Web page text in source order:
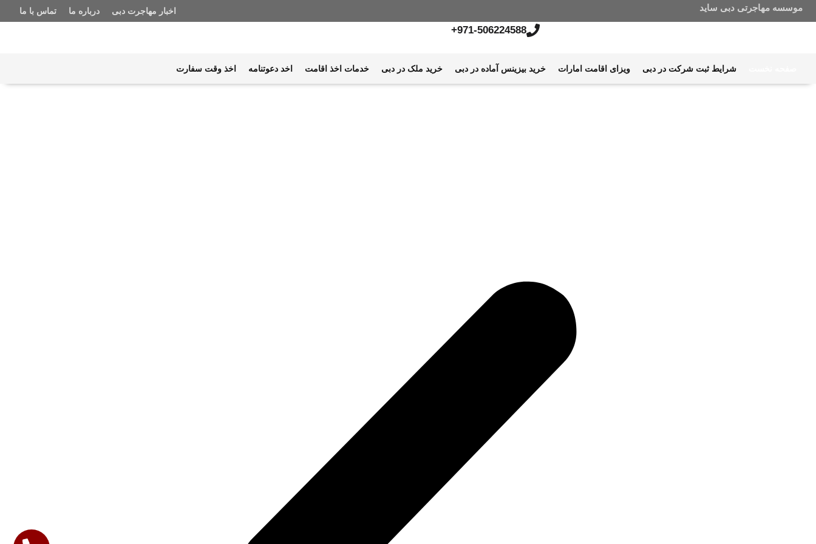
موسسه مهاجرتی دبی ساید اخبار مهاجرت دبی درباره ما تماس با ما
971-506224588+
شرایط ثبت شرکت در دبی ویزای اقامت امارات خرید بیزینس آماده در دبی خرید ملک در دبی خدمات اخذ اقامت اخد دعوتنامه اخذ وقت سفارت